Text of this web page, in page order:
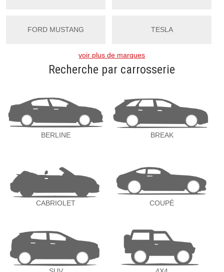
FORD MUSTANG TESLA
voir plus de marques
Recherche par carrosserie
BERLINE BREAK
CABRIOLET COUPÉ